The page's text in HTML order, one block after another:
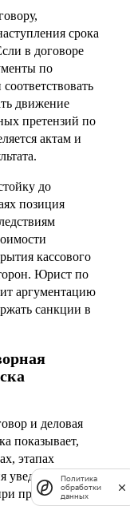
срока
в договоре
по
движение
претензий по
актам и
до
позиция
кассового
Юрист по
аргументацию
санкции в
и деловая
показывает,
этапах
уведомлений, а
просрочке,
Политика
обработки
данных